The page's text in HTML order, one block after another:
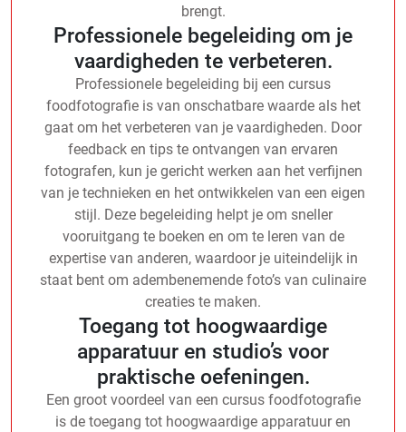
brengt.
Professionele begeleiding om je
vaardigheden te verbeteren.
Professionele begeleiding bij een cursus
foodfotografie is van onschatbare waarde als het
gaat om het verbeteren van je vaardigheden. Door
feedback en tips te ontvangen van ervaren
fotografen, kun je gericht werken aan het verfijnen
van je technieken en het ontwikkelen van een eigen
stijl. Deze begeleiding helpt je om sneller
vooruitgang te boeken en om te leren van de
expertise van anderen, waardoor je uiteindelijk in
staat bent om adembenemende foto’s van culinaire
creaties te maken.
Toegang tot hoogwaardige
apparatuur en studio’s voor
praktische oefeningen.
Een groot voordeel van een cursus foodfotografie
is de toegang tot hoogwaardige apparatuur en